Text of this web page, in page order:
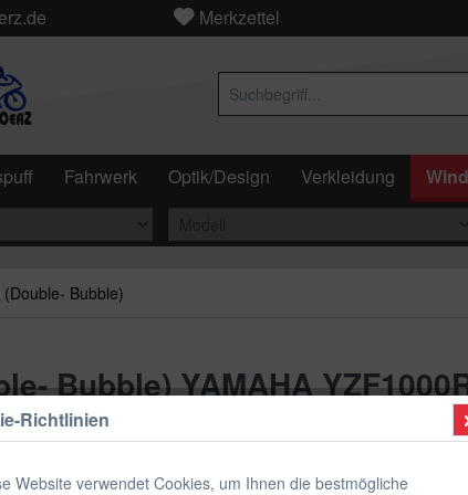
Merkzettel
Fahrwerk Optik/Design Verkleidung
Bubble)
Bubble) YAMAHA
Richtlinien
Website verwendet Cookies, um Ihnen die bestmögliche